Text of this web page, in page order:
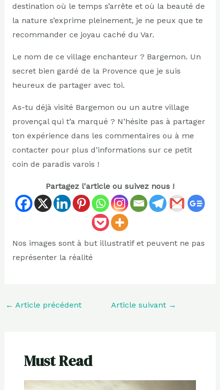
destination où le temps s’arrête et où la beauté de
la nature s’exprime pleinement, je ne peux que te
recommander ce joyau caché du Var.
Le nom de ce village enchanteur ? Bargemon. Un
secret bien gardé de la Provence que je suis
heureux de partager avec toi.
As-tu déjà visité Bargemon ou un autre village
provençal qui t’a marqué ? N’hésite pas à partager
ton expérience dans les commentaires ou à me
contacter pour plus d’informations sur ce petit
coin de paradis varois !
Partagez l'article ou suivez nous !
Nos images sont à but illustratif et peuvent ne pas
représenter la réalité
← Article précédent Article suivant →
Must Read